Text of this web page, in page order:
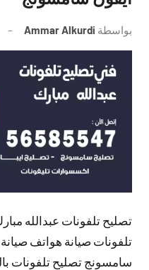
بواسطة Ammar Alkurdi
تصليح تلفونات عبدالله
تلفونات صيانة هواتف
سامسونج تصليح تلفونات